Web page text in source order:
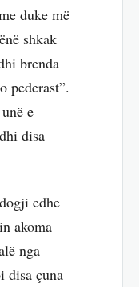
duke më
shkak
brenda
pederast”.
e
disa
edhe
akoma
nga
disa çuna